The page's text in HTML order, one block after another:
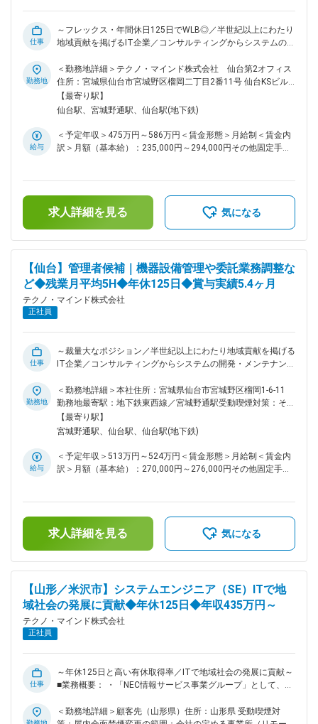
だきます。 ■当社について： ◇当社は東北を中心に、官公・自
治体や民間企業向けに情報システムの企画・構築・運用を一貫
した地域自治体との取引実績が厚く、住民情報、税務、福祉、
防災など、地域生活を支える幅広い領域でITインフラを提供し
ています。 ◇顧客との距離が近く、現場の声を聞きながら改善
提案を続けてきたことで、「地域の業務を理解しているパート
ナー」として長期的な信頼関係を築いている点が、他社と比較
した際の大きな強みです。 変更の範囲：会社の定める業務
仕事
～フレックス・年間休日125日でWLB◎／半世紀以上にわたり
地域貢献を掲げるIT企業／コンサルティングからシステムの開
や家族手当など福利厚生も充実～ ■おすすめポイント： ◎サー
バ機器の要件定義から設計・構築・テスト・運用・保守まで一
気通貫で対応できる ◎年間休日125日、残業月平均15時間、フ
レックスタイム制や充実の休暇制度により、ワークライフバラ
向けのサーバシステム構築・運用を担当するサーバエンジニア
を募集します。 サーバ機器の要件定義から設計・構築・テス
系OSを用いたサーバ機器の設計、OSインストール、ネットワ
ーク設定、ミドルウェア（Webサーバ、DB等）の導入・設定
◇機器導入作業：機器の搬入・設置、結線作業、現地での稼働
確認・調整 ◇ドキュメント作成：機器設計書および試験結果報
（復旧作業）、OS・ミドルウェアのアップデート、セキュリ
ティ対策、バックアップ管理 ■組織構成： 官公教育第1システ
ム部：部員35名（内 管理職5名、インフラSE15名、開発SE11
名、運用SE4名） ■育成体制： プロジェクトマネージャー／リ
ーダーのもと、約1年間のOJTでスキルを習得していただきま
域自治体との取引実績が厚く、住民情報、税務、福祉、防災な
ど、地域生活を支える幅広い領域でITインフラを提供していま
続けてきたことで、「地域の業務を理解しているパートナー」
として長期的な信頼関係を築いている点が、同業他社と比較し
勤務地
＜勤務地詳細＞テクノ・マインド株式会社 仙台第2オフィス
住所：宮城県仙台市宮城野区榴岡二丁目2番11号 仙台KSビル
勤務地最寄駅：各線／仙台駅受動喫煙対策：その他（敷地内禁
煙（屋外喫煙可能場所あり））変更の範囲：会社の定める事業
【最寄り駅】
仙台駅、宮城野通駅、仙台駅(地下鉄)
給与
＜予定年収＞475万円～586万円＜賃金形態＞月給制＜賃金内
訳＞月額（基本給）：235,000円～294,000円その他固定手当/
その他固定手当：住宅手当（全社員支給）■昇給：年1回（4
月）■賞与：年3回（夏期、冬期、年末）※2023年実績5.6か
月、2024年実績5.3か月、2025年実績5.4か月賃金はあくまで
す。月給(月額)は固定手当を含めた表記です。
求人詳細を見る 気になる
【仙台】管理者候補｜機器設備管理や委託業務調整な
ど◆残業月平均5H◆年休125日◆賞与実績5.4ヶ月
テクノ・マインド株式会社
正社員
仕事
～裁量大なポジション／半世紀以上にわたり地域貢献を掲げる
IT企業／コンサルティングからシステムの開発・メンテナンス
や家族手当など福利厚生も充実～ ■おすすめポイント： ◎現場
作業を一通り経験したうえで、ゆくゆくは管理職として裁量の
大きい仕事ができる ◎年間休日125日、残業月平均5時間、フ
レックスタイム制や充実の休暇制度により、ワークライフバラ
て、オペレーション業務や設備管理、自社メンバーおよび協力
会社の業務調整などをお任せします。 ■業務詳細： ◇機械及び
元顧客との業務調整 ◇協力会社の勤怠管理・要員の工数分析・
発注仕入・予実管理 ■組織構成： BPOサービス部10名 サービ
ス運用メンバー（協力会社）25名 ■育成体制： 現管理者監督
者からのOJTを行います。 現場作業を一通り経験していただ
について： ◇当社は東北を中心に、官公・自治体や民間企業向
けに情報システムの企画・構築・運用を一貫して手掛けてきた
技術者集団です。 ◇とりわけ福島をはじめとした地域自治体と
の取引実績が厚く、住民情報、税務、福祉、防災など、地域生
活を支える幅広い領域でITインフラを提供しています。 ◇顧客
な強みです。 変更の範囲：会社の定める業務
勤務地
＜勤務地詳細＞本社住所：宮城県仙台市宮城野区榴岡1-6-11
勤務地最寄駅：地下鉄東西線／宮城野通駅受動喫煙対策：その
他（屋内喫煙室整備（電子のみ））変更の範囲：会社の定める
事業所（リモートワーク含む）
【最寄り駅】
宮城野通駅、仙台駅、仙台駅(地下鉄)
給与
＜予定年収＞513万円～524万円＜賃金形態＞月給制＜賃金内
訳＞月額（基本給）：270,000円～276,000円その他固定手当/
その他固定手当：住宅手当（全社員支給）■昇給：年1回（4
月）■賞与：年3回（夏期、冬期、年末）※2023年実績5.6か
月、2024年実績5.3か月、2025年実績5.4か月賃金はあくまで
す。月給(月額)は固定手当を含めた表記です。
求人詳細を見る 気になる
【山形／米沢市】システムエンジニア（SE）ITで地
域社会の発展に貢献◆年休125日◆年収435万円～
テクノ・マインド株式会社
正社員
仕事
～年休125日と高い有休取得率／ITで地域社会の発展に貢献～
■業務概要： ・「NEC情報サービス事業グループ」として、魅
代の情報サービスを創造し、地域社会の発展に向けて一緒に貢
＜勤務地詳細＞顧客先（山形県）住所：山形県 受動喫煙対